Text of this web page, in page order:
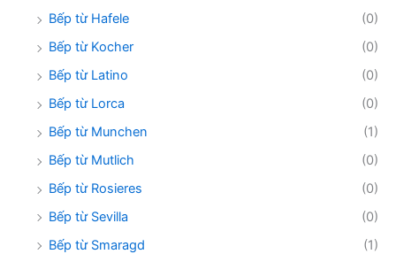
Bếp từ Hafele
(0)
Bếp từ Kocher
(0)
Bếp từ Latino
(0)
Bếp từ Lorca
(0)
Bếp từ Munchen
(1)
Bếp từ Mutlich
(0)
Bếp từ Rosieres
(0)
Bếp từ Sevilla
(0)
Bếp từ Smaragd
(1)